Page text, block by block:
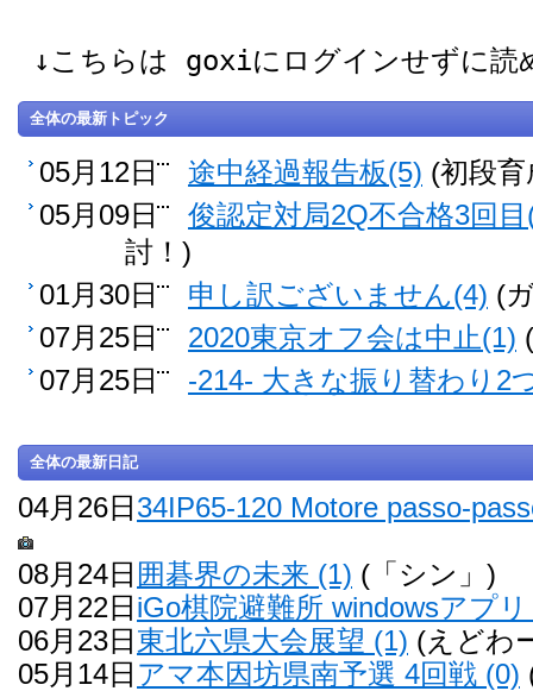
↓こちらは goxiにログインせずに読
全体の最新トピック
05月12日 途中経過報告板(5) (初段
05月09日
俊認定対局2Q不合格3回目
討！)
01月30日
申し訳ございません(4) (
07月25日
2020東京オフ会は中止(1)
07月25日
-214- 大きな振り替わり2
全体の最新日記
04月26日 34IP65-120 Motore passo-
08月24日 囲碁界の未来 (1) (「シン」)
07月22日 iGo棋院避難所 windowsアプ
06月23日 東北六県大会展望 (1) (えどわ
05月14日 アマ本因坊県南予選 4回戦 (0)